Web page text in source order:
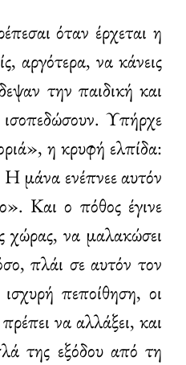
όταν έρχεται η
αργότερα, να κάνεις
την παιδική και
Υπήρχε
η κρυφή ελπίδα:
Η μάνα ενέπνεε αυτόν
Και ο πόθος έγινε
χώρας, να μαλακώσει
πλάι σε αυτόν τον
πεποίθηση, οι
να αλλάξει, και
της εξόδου από τη